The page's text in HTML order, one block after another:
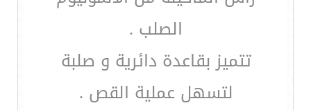
الصلب .
تتميز بقاعدة دائرية و صلبة
لتسهل عملية القص .